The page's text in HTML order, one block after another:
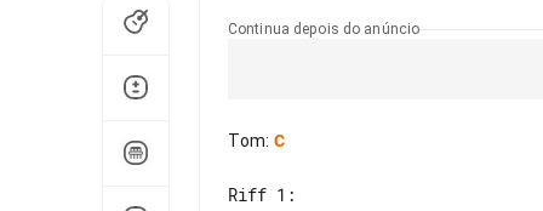
Continua depois do anúncio
Tom: C
Riff 1: